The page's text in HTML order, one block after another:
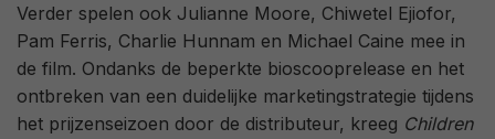
Verder spelen ook Julianne Moore, Chiwetel Ejiofor,
Pam Ferris, Charlie Hunnam en Michael Caine mee in
de film. Ondanks de beperkte bioscooprelease en het
ontbreken van een duidelijke marketingstrategie tijdens
het prijzenseizoen door de distributeur, kreeg Children